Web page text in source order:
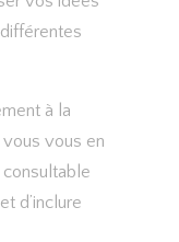
à la
vous en
d’inclure